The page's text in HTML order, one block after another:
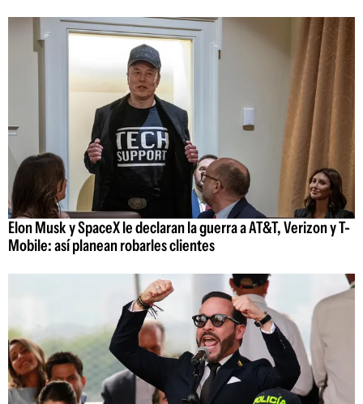
Elon Musk y SpaceX le declaran la guerra a AT&T, Verizon y T-
Mobile: así planean robarles clientes